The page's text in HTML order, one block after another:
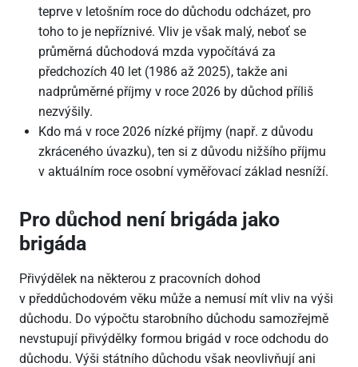
teprve v letošním roce do důchodu odcházet, pro
toho to je nepříznivé. Vliv je však malý, neboť se
průměrná důchodová mzda vypočítává za
předchozích 40 let (1986 až 2025), takže ani
nadprůměrné příjmy v roce 2026 by důchod příliš
nezvýšily.
Kdo má v roce 2026 nízké příjmy (např. z důvodu
zkráceného úvazku), ten si z důvodu nižšího příjmu
v aktuálním roce osobní vyměřovací základ nesníží.
Pro důchod není brigáda jako
brigáda
Přivýdělek na některou z pracovních dohod
v předdůchodovém věku může a nemusí mít vliv na výši
důchodu. Do výpočtu starobního důchodu samozřejmě
nevstupují přivýdělky formou brigád v roce odchodu do
důchodu. Výši státního důchodu však neovlivňují ani